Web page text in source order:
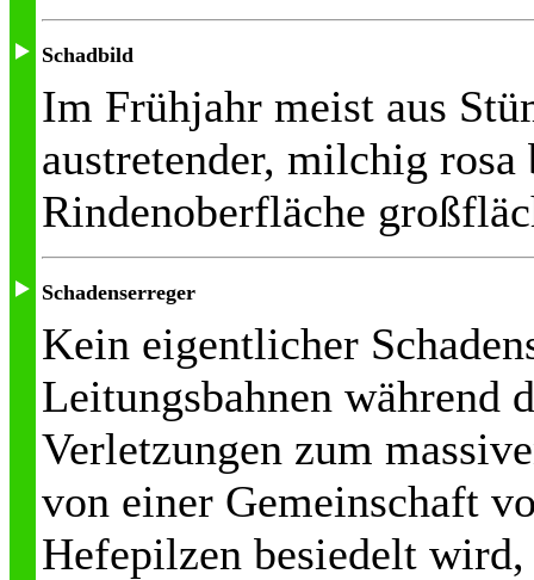
Schadbild
Im Frühjahr meist aus
austretender, milchig
Rindenoberfläche
Schadenserreger
Kein eigentlicher
Leitungsbahnen während
Verletzungen zum
von einer Gemeinschaft
Hefepilzen besiedelt